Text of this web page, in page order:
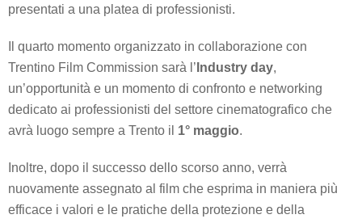
presentati a una platea di professionisti.
Il quarto momento organizzato in collaborazione con
Trentino Film Commission sarà l’ Industry day,
un’opportunità e un momento di confronto e networking
dedicato ai professionisti del settore cinematografico che
avrà luogo sempre a Trento il 1° maggio.
Inoltre, dopo il successo dello scorso anno, verrà
nuovamente assegnato al film che esprima in maniera più
efficace i valori e le pratiche della protezione e della